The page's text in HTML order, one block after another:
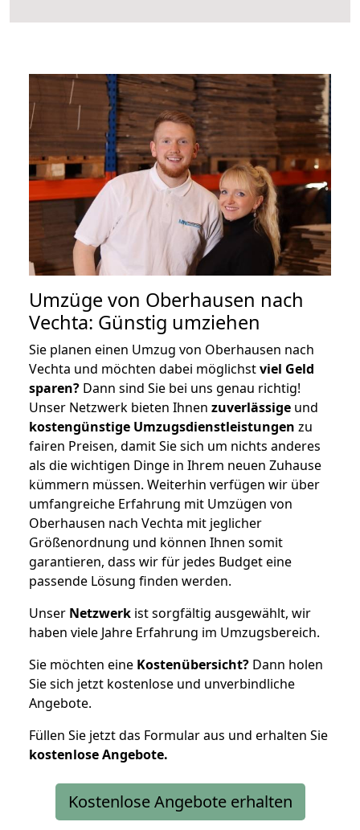
Umzüge von Oberhausen nach
Vechta: Günstig umziehen
Sie planen einen Umzug von Oberhausen nach
Vechta und möchten dabei möglichstviel Geld
sparen? Dann sind Sie bei uns genau richtig!
Unser Netzwerk bieten Ihnen zuverlässige und
kostengünstige Umzugsdienstleistungen zu
fairen Preisen, damit Sie sich um nichts anderes
als die wichtigen Dinge in Ihrem neuen Zuhause
kümmern müssen. Weiterhin verfügen wir über
umfangreiche Erfahrung mit Umzügen von
Oberhausen nach Vechta mit jeglicher
Größenordnung und können Ihnen somit
garantieren, dass wir für jedes Budget eine
passende Lösung finden werden.
Unser Netzwerk ist sorgfältig ausgewählt, wir
haben viele Jahre Erfahrung im Umzugsbereich.
Sie möchten eine Kostenübersicht? Dann holen
Sie sich jetzt kostenlose und unverbindliche
Angebote.
Füllen Sie jetzt das Formular aus und erhalten Sie
kostenloseAngebote.
Kostenlose Angebote erhalten